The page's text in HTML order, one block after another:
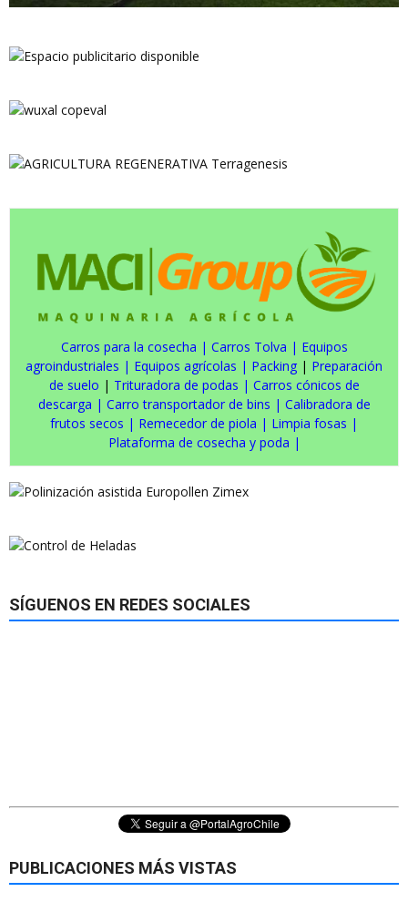
Carros para la cosecha | Carros Tolva | Equipos
agroindustriales | Equipos agrícolas | Packing | Preparación
de suelo | Trituradora de podas | Carros cónicos de
descarga | Carro transportador de bins | Calibradora de
frutos secos | Remecedor de piola | Limpia fosas |
Plataforma de cosecha y poda |
SÍGUENOS EN REDES SOCIALES
PUBLICACIONES MÁS VISTAS